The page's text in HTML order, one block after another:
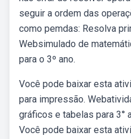
seguir a ordem das
como pemdas: Resolva
Websimulado de
para o 3º ano.
Você pode baixar esta
para impressão.
gráficos e tabelas para 3°
Você pode baixar esta